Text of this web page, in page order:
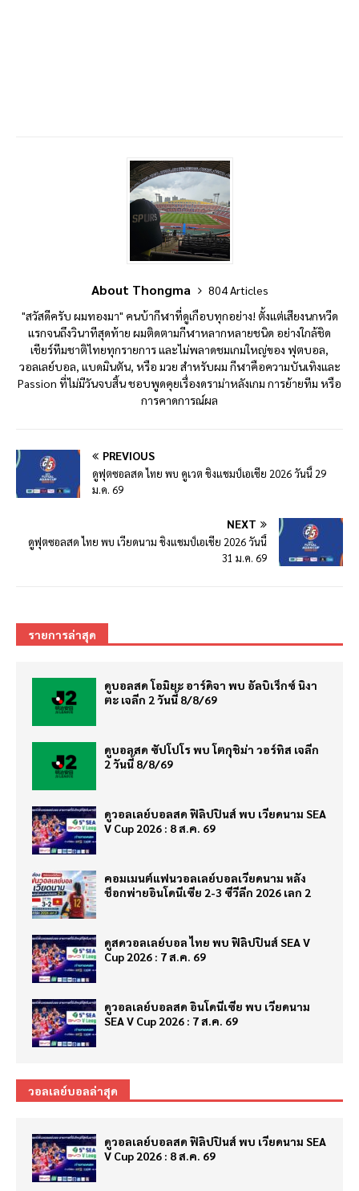
About Thongma
804 Articles
"สวัสดีครับ ผมทองมา" คนบ้ากีฬาที่ดูเกือบทุกอย่าง! ตั้งแต่เสียงนกหวีด
แรกจนถึงวินาทีสุดท้าย ผมติดตามกีฬาหลากหลายชนิด อย่างใกล้ชิด
เชียร์ทีมชาติไทยทุกรายการ และไม่พลาดชมเกมใหญ่ของ ฟุตบอล,
วอลเลย์บอล, แบดมินตัน, หรือ มวย สำหรับผม กีฬาคือความบันเทิงและ
Passion ที่ไม่มีวันจบสิ้น ชอบพูดคุยเรื่องดราม่าหลังเกม การย้ายทีม หรือ
การคาดการณ์ผล
PREVIOUS
ดูฟุตซอลสด ไทย พบ คูเวต ชิงแชมป์เอเชีย 2026 วันนี้ 29
ม.ค. 69
NEXT
ดูฟุตซอลสด ไทย พบ เวียดนาม ชิงแชมป์เอเชีย 2026 วันนี้
31 ม.ค. 69
รายการล่าสุด
ดูบอลสด โอมิยะ อาร์ดิจา พบ อัลบิเร็กซ์ นิงา
ตะ เจลีก 2 วันนี้ 8/8/69
ดูบอลสด ซัปโปโร พบ โตกุชิม่า วอร์ทิส เจลีก
2 วันนี้ 8/8/69
ดูวอลเลย์บอลสด ฟิลิปปินส์ พบ เวียดนาม SEA
V Cup 2026 : 8 ส.ค. 69
คอมเมนต์แฟนวอลเลย์บอลเวียดนาม หลัง
ช็อกพ่ายอินโดนีเซีย 2-3 ซีวีลีก 2026 เลก 2
ดูสดวอลเลย์บอล ไทย พบ ฟิลิปปินส์ SEA V
Cup 2026 : 7 ส.ค. 69
ดูวอลเลย์บอลสด อินโดนีเซีย พบ เวียดนาม
SEA V Cup 2026 : 7 ส.ค. 69
วอลเลย์บอลล่าสุด
ดูวอลเลย์บอลสด ฟิลิปปินส์ พบ เวียดนาม SEA
V Cup 2026 : 8 ส.ค. 69